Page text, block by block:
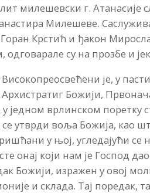
милешевски г. Атанасије
Милешеве.
Горан Крстић и ђакон
су на прозбе и
је, у
Архистратиг Божији,
у једном врлинском
утврди воља Божија, као
у њој, угледајући се
онај који нам је Господ
Божији, изражен у овој
и склада. Тај поредак,